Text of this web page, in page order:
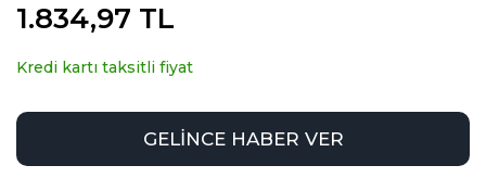
1.834,97 TL
Kredi kartı taksitli fiyat
GELİNCE HABER VER